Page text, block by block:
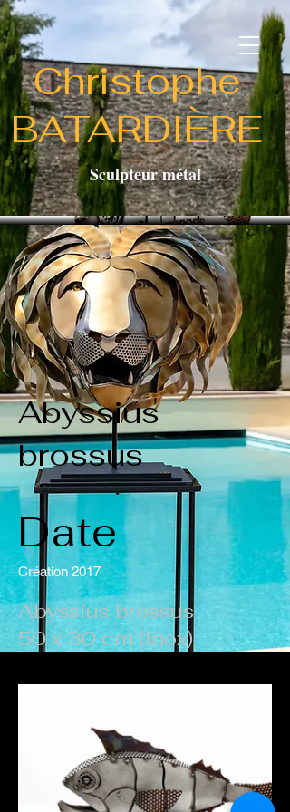
Christophe
BATARDIÈRE
Sculpteur métal
Abyssius
brossus
Date
Création 2017
Abyssius brossus
50 x 30 cm (Inox)